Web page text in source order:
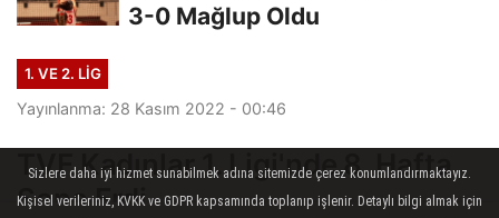
3-0 Mağlup Oldu
1. VE 2. LIG
Yayınlanma: 28 Kasım 2022 - 00:46
TVF Kadınlar 1. Ligi'nde 8. Hafta
Sona Erdi
Sizlere daha iyi hizmet sunabilmek adına sitemizde çerez konumlandırmaktayız.
Kişisel verileriniz, KVKK ve GDPR kapsamında toplanıp işlenir. Detaylı bilgi almak için